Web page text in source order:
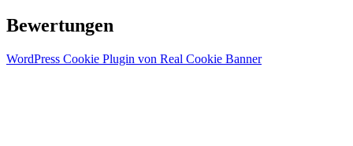
Bewertungen
WordPress Cookie Plugin von Real Cookie Banner